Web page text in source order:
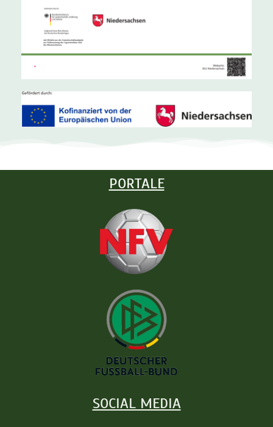
PORTALE
SOCIAL MEDIA